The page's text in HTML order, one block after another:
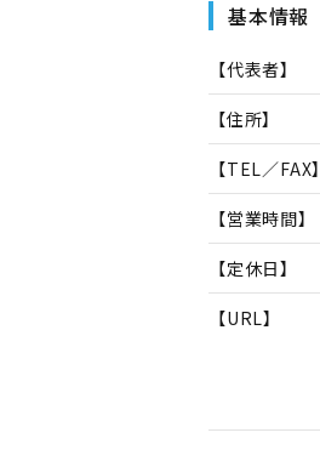
基本情報
【代表者】
【住所】
【TEL／FAX】
【営業時間】
【定休日】
【URL】